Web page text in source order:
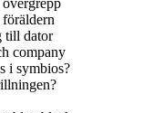
övergrepp
till dator
company
i symbios?